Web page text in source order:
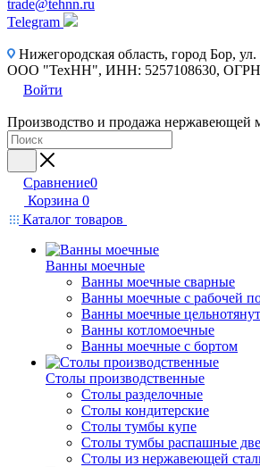
trade@tehnn.ru
Telegram
Нижегородская область, город Бор,
ООО "ТехНН", ИНН: 5257108630, ОГРН:
Войти
Производство и продажа нержавеющей
Сравнение0
Корзина 0
Каталог товаров
Ванны моечные
Ванны моечные сварные
Ванны моечные с рабочей
Ванны моечные
Ванны котломоечные
Ванны моечные с бортом
Столы производственные
Столы разделочные
Столы кондитерские
Столы тумбы купе
Столы тумбы распашные
Столы из нержавеющей